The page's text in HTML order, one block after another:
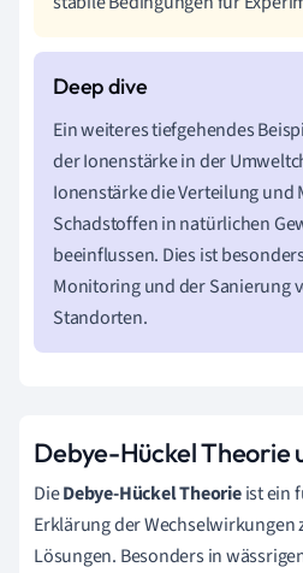
Ein weiteres tiefgehendes
der Ionenstärke in der
Ionenstärke die Verteilung und
Schadstoffen in natürlichen
beeinflussen. Dies ist
Monitoring und der Sanierung
Standorten.
Debye-Hückel Theorie
DieDebye-Hückel Theorieist ein
Erklärung der Wechselwirkungen
Lösungen. Besonders in